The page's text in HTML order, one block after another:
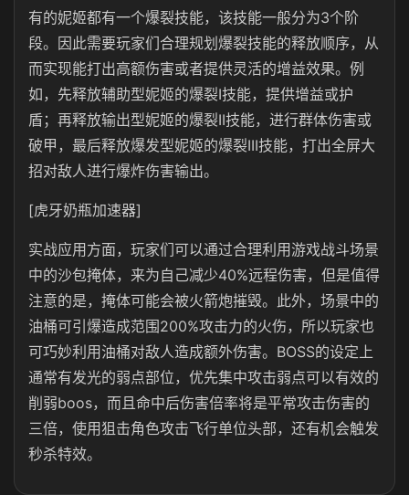
有的妮姬都有一个爆裂技能，该技能一般分为3个阶
段。因此需要玩家们合理规划爆裂技能的释放顺序，从
而实现能打出高额伤害或者提供灵活的增益效果。例
如，先释放辅助型妮姬的爆裂I技能，提供增益或护
盾；再释放输出型妮姬的爆裂II技能，进行群体伤害或
破甲，最后释放爆发型妮姬的爆裂III技能，打出全屏大
招对敌人进行爆炸伤害输出。
[虎牙奶瓶加速器]
实战应用方面，玩家们可以通过合理利用游戏战斗场景
中的沙包掩体，来为自己减少40%远程伤害，但是值得
注意的是，掩体可能会被火箭炮摧毁。此外，场景中的
油桶可引爆造成范围200%攻击力的火伤，所以玩家也
可巧妙利用油桶对敌人造成额外伤害。BOSS的设定上
通常有发光的弱点部位，优先集中攻击弱点可以有效的
削弱boos，而且命中后伤害倍率将是平常攻击伤害的
三倍，使用狙击角色攻击飞行单位头部，还有机会触发
秒杀特效。